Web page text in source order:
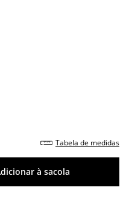
tabela de medidas